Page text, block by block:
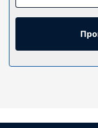
холодильник и
белье высшего
комфортным. Во
которого можно